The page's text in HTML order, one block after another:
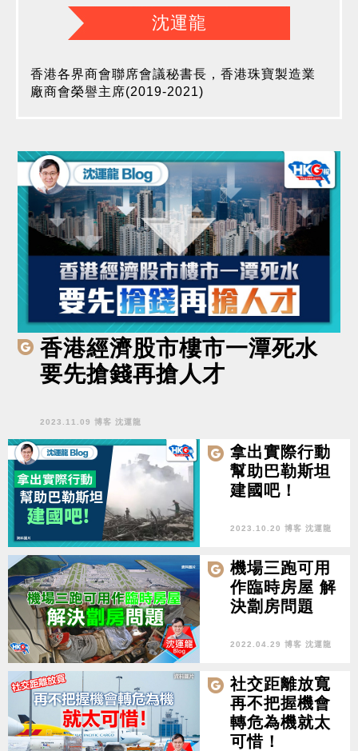
沈運龍
香港各界商會聯席會議秘書長，香港珠寶製造業
廠商會榮譽主席(2019-2021)
香港經濟股市樓市一潭死水
要先搶錢再搶人才
2023.11.09 博客 沈運龍
拿出實際行動
幫助巴勒斯坦
建國吧！
2023.10.20 博客 沈運龍
機場三跑可用
作臨時房屋 解
決劏房問題
2022.04.29 博客 沈運龍
社交距離放寬
再不把握機會
轉危為機就太
可惜！